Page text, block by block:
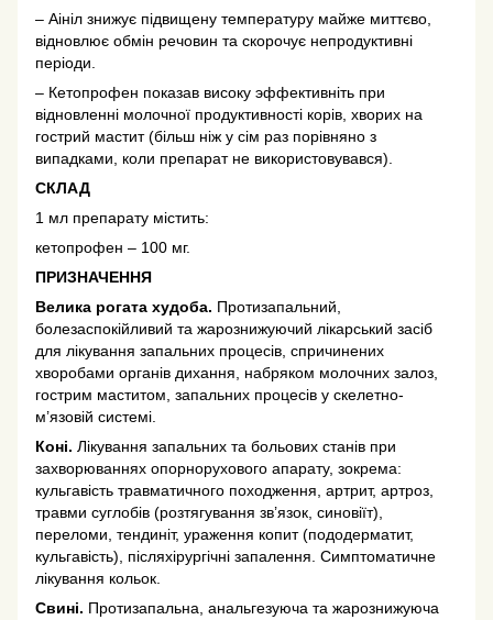
– Аiнiл знижує пiдвищену температуру майже миттєво,
вiдновлює обмiн речовин та скорочує непродуктивнi
перiоди.
– Кетопрофен показав високу эффективнiть при
вiдновленнi молочної продуктивностi корiв, хворих на
гострий мастит (бiльш нiж у сiм раз порiвняно з
випадками, коли препарат не використовувався).
СКЛАД
1 мл препарату містить:
кетопрофен – 100 мг.
ПРИЗНАЧЕННЯ
Велика рогата худоба. Протизапальний,
болезаспокiйливий та жарознижуючий лiкарський засiб
для лiкування запальних процесiв, спричинених
хворобами органiв дихання, набряком молочних залоз,
гострим маститом, запальних процесiв у скелетно-
м’язовiй системi.
Конi. Лiкування запальних та больових станiв при
захворюваннях опорнорухового апарату, зокрема:
кульгавiсть травматичного походження, артрит, артроз,
травми суглобiв (розтягування зв’язок, синовiїт),
переломи, тендинiт, ураження копит (пододерматит,
кульгавiсть), пiсляхiрургiчнi запалення. Симптоматичне
лiкування кольок.
Свині. Протизапальна, анальгезуюча та жарознижуюча